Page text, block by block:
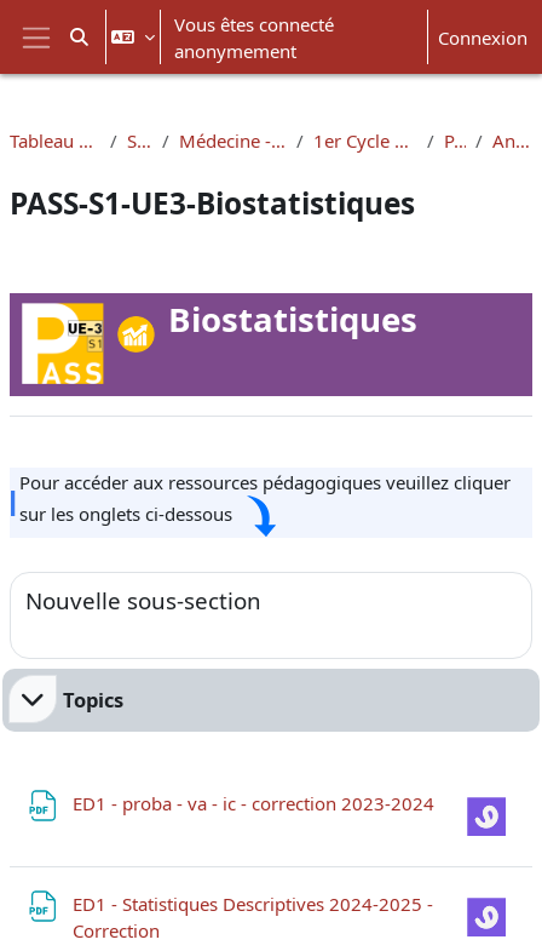
Passer au contenu principal
Panneau latéral
Activer/désactiver la saisie de recherche
Vous êtes connecté
anonymement
Connexion
Tableau de bord Santé Médecine - Lyon-Est 1er Cycle médecine PASS Annales
PASS-S1-UE3-Biostatistiques
Biostatistiques
Pour accéder aux ressources pédagogiques veuillez cliquer
sur les onglets ci-dessous
Nouvelle sous-section
Topics
ED1 - proba - va - ic - correction 2023-2024Fichier
ED1 - Statistiques Descriptives 2024-2025 -
Correction